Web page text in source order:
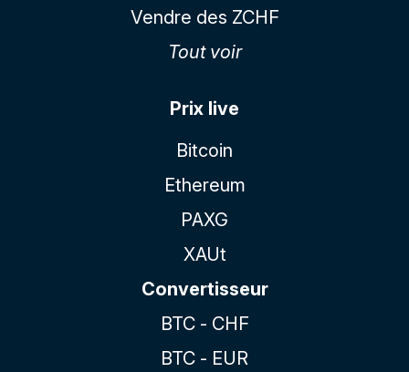
Vendre des ZCHF
Tout voir
Prix live
Bitcoin
Ethereum
PAXG
XAUt
Convertisseur
BTC - CHF
BTC - EUR